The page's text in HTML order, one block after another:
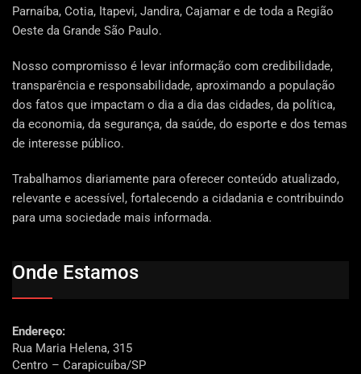
Parnaíba, Cotia, Itapevi, Jandira, Cajamar e de toda a Região
Oeste da Grande São Paulo.
Nosso compromisso é levar informação com credibilidade,
transparência e responsabilidade, aproximando a população
dos fatos que impactam o dia a dia das cidades, da política,
da economia, da segurança, da saúde, do esporte e dos temas
de interesse público.
Trabalhamos diariamente para oferecer conteúdo atualizado,
relevante e acessível, fortalecendo a cidadania e contribuindo
para uma sociedade mais informada.
Onde Estamos
Endereço:
Rua Maria Helena, 315
Centro – Carapicuíba/SP